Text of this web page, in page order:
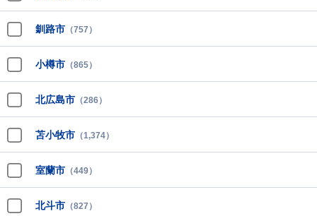
釧路市 （757）
小樽市 （865）
北広島市 （286）
苫小牧市 （1,374）
室蘭市 （449）
北斗市 （827）